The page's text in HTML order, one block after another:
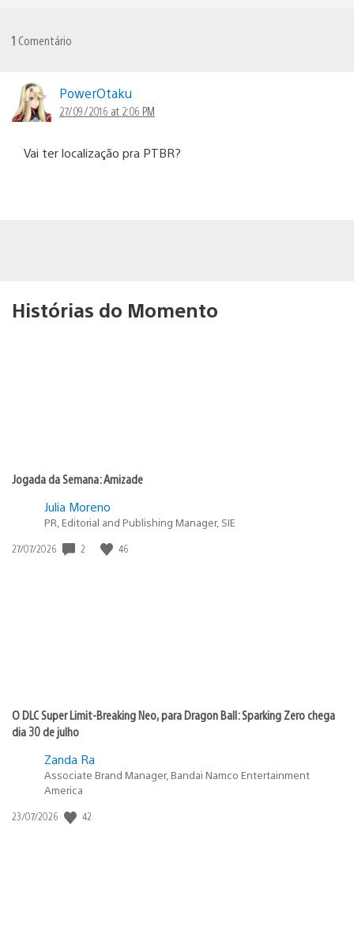
1 Comentário
PowerOtaku
27/09/2016 at 2:06 PM
Vai ter localização pra PTBR?
Histórias do Momento
Jogada da Semana: Amizade
Julia Moreno
PR, Editorial and Publishing Manager, SIE
Data
27/07/2026 2 46
O DLC Super Limit-Breaking Neo, para Dragon Ball: Sparking Zero chega
dia 30 de julho
Zanda Ra
Associate Brand Manager, Bandai Namco Entertainment
America
Data
23/07/2026 42